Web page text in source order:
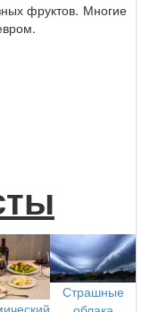
фруктов. Многие
Страшные